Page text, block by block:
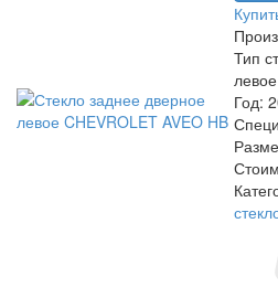
Тип
левое
Год: